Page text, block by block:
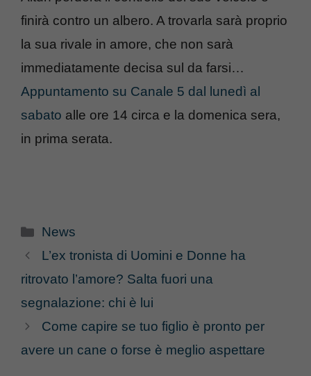
finirà contro un albero. A trovarla sarà proprio
la sua rivale in amore, che non sarà
immediatamente decisa sul da farsi…
Appuntamento su Canale 5 dal lunedì al
sabato alle ore 14 circa e la domenica sera,
in prima serata.
Categorie
News
L’ex tronista di Uomini e Donne ha
ritrovato l’amore? Salta fuori una
segnalazione: chi è lui
Come capire se tuo figlio è pronto per
avere un cane o forse è meglio aspettare